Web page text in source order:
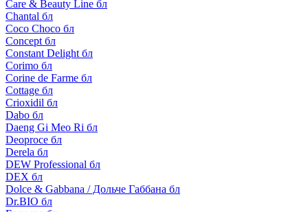
Care & Beauty Line бл
Chantal бл
Coco Choco бл
Concept бл
Constant Delight бл
Corimo бл
Corine de Farme бл
Cottage бл
Crioxidil бл
Dabo бл
Daeng Gi Meo Ri бл
Deoproce бл
Derela бл
DEW Professional бл
DEX бл
Dolce & Gabbana / Дольче Габбана бл
Dr.BIO бл